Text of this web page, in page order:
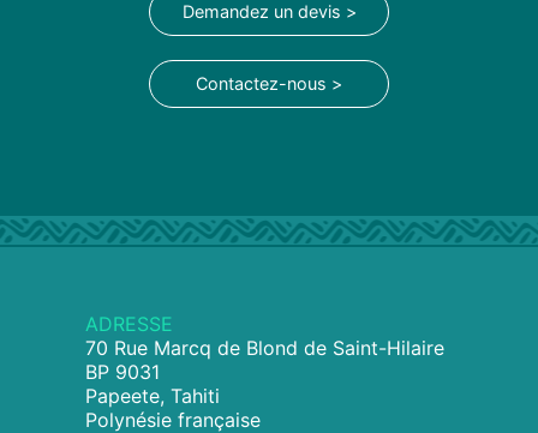
Demandez un devis >
Contactez-nous >
ADRESSE
70 Rue Marcq de Blond de Saint-Hilaire
BP 9031
Papeete, Tahiti
Polynésie française